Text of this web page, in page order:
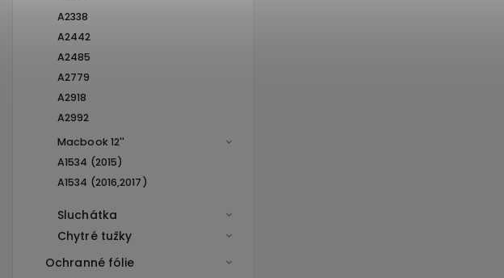
A2338
A2442
A2485
A2779
A2918
A2992
Macbook 12''
A1534 (2015)
A1534 (2016,2017)
Sluchátka
Chytré tužky
Ochranné fólie